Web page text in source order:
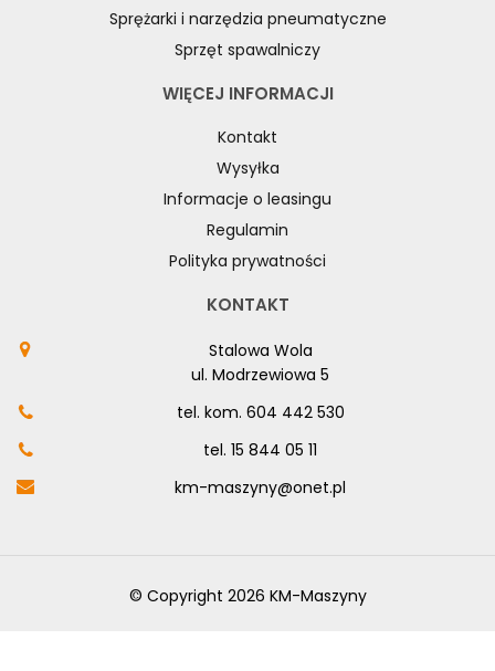
Sprężarki i narzędzia pneumatyczne
Sprzęt spawalniczy
WIĘCEJ INFORMACJI
Kontakt
Wysyłka
Informacje o leasingu
Regulamin
Polityka prywatności
KONTAKT
Stalowa Wola
ul. Modrzewiowa 5
tel. kom. 604 442 530
tel. 15 844 05 11
km-maszyny@onet.pl
© Copyright 2026 KM-Maszyny